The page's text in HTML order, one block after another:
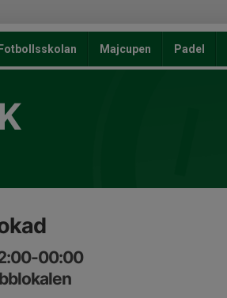
Fotbollsskolan Majcupen Padel
00:00